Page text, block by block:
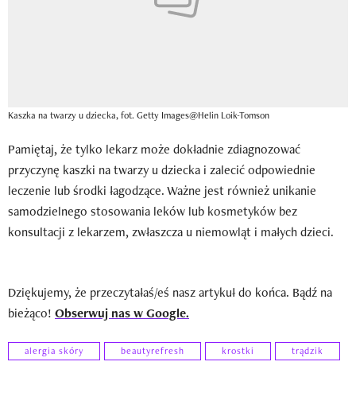
Kaszka na twarzy u dziecka, fot. Getty Images@Helin Loik-Tomson
Pamiętaj, że tylko lekarz może dokładnie zdiagnozować
przyczynę kaszki na twarzy u dziecka i zalecić odpowiednie
leczenie lub środki łagodzące. Ważne jest również unikanie
samodzielnego stosowania leków lub kosmetyków bez
konsultacji z lekarzem, zwłaszcza u niemowląt i małych dzieci.
Dziękujemy, że przeczytałaś/eś nasz artykuł do końca. Bądź na
bieżąco! Obserwuj nas w Google.
alergia skóry beautyrefresh krostki trądzik